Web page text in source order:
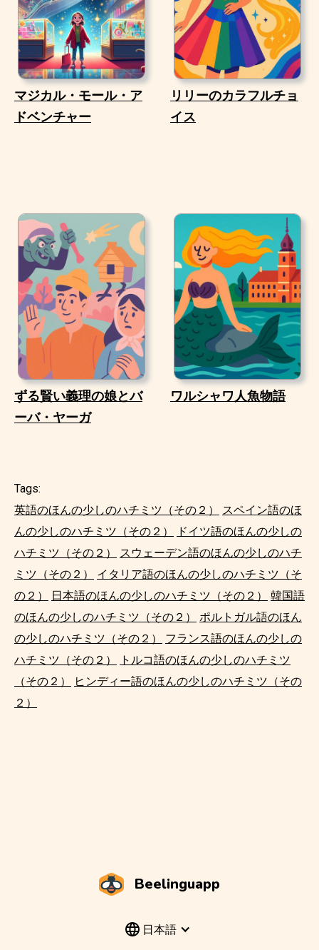
マジカル・モール・ア
ドベンチャー
リリーのカラフルチョ
イス
ずる賢い義理の娘とバ
ーバ・ヤーガ
ワルシャワ人魚物語
Tags:
英語のほんの少しのハチミツ（その２）
スペイン語のほ
んの少しのハチミツ（その２）
ドイツ語のほんの少しの
ハチミツ（その２）
スウェーデン語のほんの少しのハチ
ミツ（その２）
イタリア語のほんの少しのハチミツ（そ
の２）
日本語のほんの少しのハチミツ（その２）
韓国語
のほんの少しのハチミツ（その２）
ポルトガル語のほん
の少しのハチミツ（その２）
フランス語のほんの少しの
ハチミツ（その２）
トルコ語のほんの少しのハチミツ
（その２）
ヒンディー語のほんの少しのハチミツ（その
２）
Beelinguapp
日本語